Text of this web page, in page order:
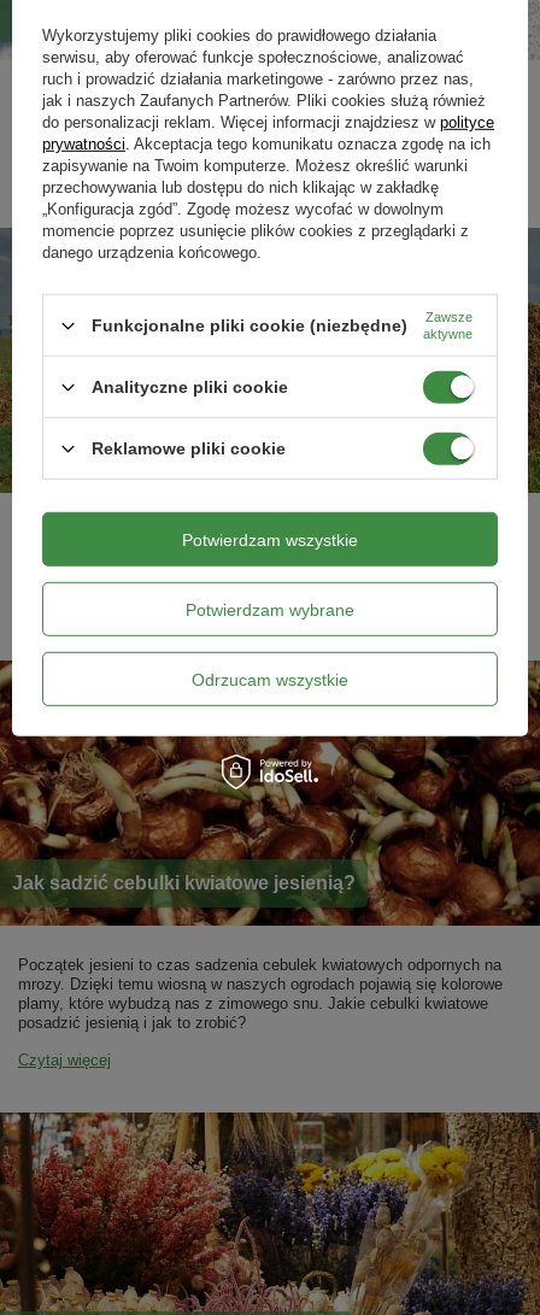
Pelargonie należą do jednych z najbardziej popularnych na balkonach i
tarasach roślin kwitnących - i nic dziwnego, ponieważ ich bujny wzrost i
intensywne kolory warte są naszej pracy.
Czytaj więcej
Obornik - najlepszy nawóz nie tylko dla rolnika!
Nie tylko profesjonalni rolnicy mogą korzystać z dobrodziejstw, jakie
niesie ze sobą korzystanie z naturalnego i bogatego w składniki
odżywcze obornika.
Jak sadzić cebulki kwiatowe jesienią?
Początek jesieni to czas sadzenia cebulek kwiatowych odpornych na
mrozy. Dzięki temu wiosną w naszych ogrodach pojawią się kolorowe
plamy, które wybudzą nas z zimowego snu. Jakie cebulki kwiatowe
posadzić jesienią i jak to zrobić?
Czytaj więcej
Wykorzystujemy pliki cookies do prawidłowego działania
serwisu, aby oferować funkcje społecznościowe, analizować
ruch i prowadzić działania marketingowe - zarówno przez nas,
jak i naszych Zaufanych Partnerów. Pliki cookies służą również
do personalizacji reklam. Więcej informacji znajdziesz w polityce
prywatności . Akceptacja tego komunikatu oznacza zgodę na ich
zapisywanie na Twoim komputerze. Możesz określić warunki
przechowywania lub dostępu do nich klikając w zakładkę
„Konfiguracja zgód”. Zgodę możesz wycofać w dowolnym
momencie poprzez usunięcie plików cookies z przeglądarki z
danego urządzenia końcowego.
Funkcjonalne pliki cookie (niezbędne)
Zawsze
aktywne
Analityczne pliki cookie
Reklamowe pliki cookie
Potwierdzam wybrane
Odrzucam wszystkie
Potwierdzam wszystkie